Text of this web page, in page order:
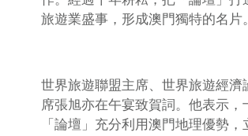
旅遊業盛事，形成澳門獨特的名片。
世界旅遊聯盟主席、世界旅遊經濟
席張旭亦在午宴致賀詞。他表示，
「論壇」充分利用澳門地理優勢，